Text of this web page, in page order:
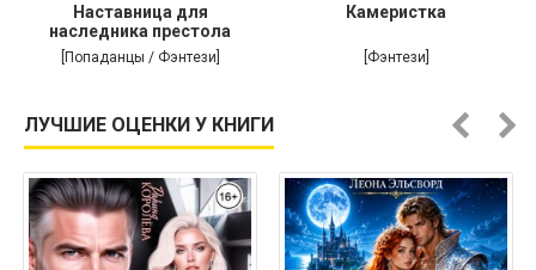
Наставница для
наследника престола
[Попаданцы / Фэнтези]
Камеристка
[Фэнтези]
ЛУЧШИЕ ОЦЕНКИ У КНИГИ